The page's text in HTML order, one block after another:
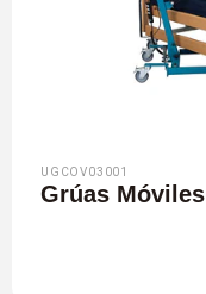
UGCOV03001
Grúas Móviles